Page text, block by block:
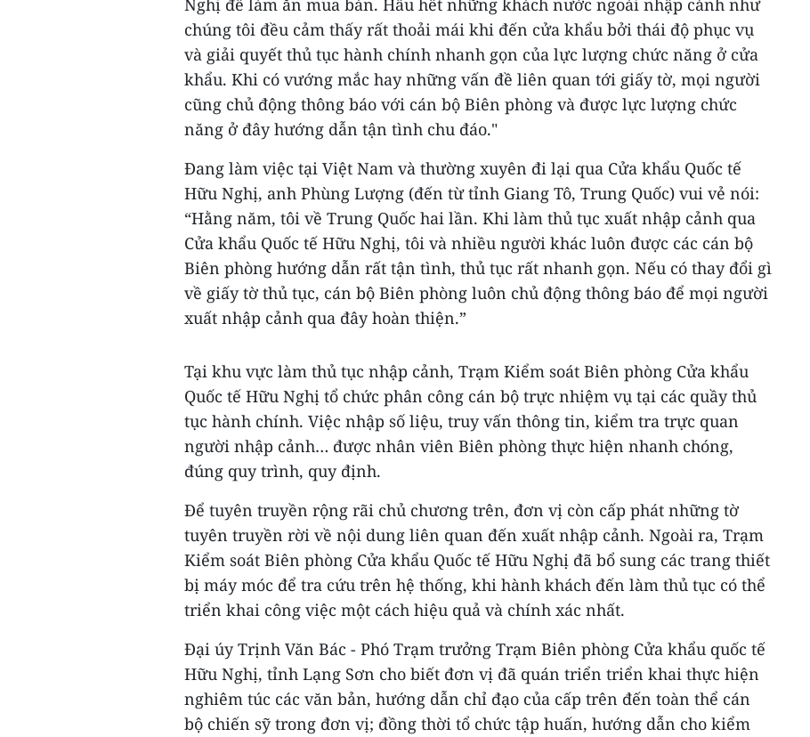
Nghị để làm ăn mua bán. Hầu hết những khách nước ngoài nhập cảnh như
chúng tôi đều cảm thấy rất thoải mái khi đến cửa khẩu bởi thái độ phục vụ
và giải quyết thủ tục hành chính nhanh gọn của lực lượng chức năng ở cửa
khẩu. Khi có vướng mắc hay những vấn đề liên quan tới giấy tờ, mọi người
cũng chủ động thông báo với cán bộ Biên phòng và được lực lượng chức
năng ở đây hướng dẫn tận tình chu đáo."
Đang làm việc tại Việt Nam và thường xuyên đi lại qua Cửa khẩu Quốc tế
Hữu Nghị, anh Phùng Lượng (đến từ tỉnh Giang Tô, Trung Quốc) vui vẻ nói:
“Hằng năm, tôi về Trung Quốc hai lần. Khi làm thủ tục xuất nhập cảnh qua
Cửa khẩu Quốc tế Hữu Nghị, tôi và nhiều người khác luôn được các cán bộ
Biên phòng hướng dẫn rất tận tình, thủ tục rất nhanh gọn. Nếu có thay đổi gì
về giấy tờ thủ tục, cán bộ Biên phòng luôn chủ động thông báo để mọi người
xuất nhập cảnh qua đây hoàn thiện.”
Tại khu vực làm thủ tục nhập cảnh, Trạm Kiểm soát Biên phòng Cửa khẩu
Quốc tế Hữu Nghị tổ chức phân công cán bộ trực nhiệm vụ tại các quầy thủ
tục hành chính. Việc nhập số liệu, truy vấn thông tin, kiểm tra trực quan
người nhập cảnh… được nhân viên Biên phòng thực hiện nhanh chóng,
đúng quy trình, quy định.
Để tuyên truyền rộng rãi chủ chương trên, đơn vị còn cấp phát những tờ
tuyên truyền rời về nội dung liên quan đến xuất nhập cảnh. Ngoài ra, Trạm
Kiểm soát Biên phòng Cửa khẩu Quốc tế Hữu Nghị đã bổ sung các trang thiết
bị máy móc để tra cứu trên hệ thống, khi hành khách đến làm thủ tục có thể
triển khai công việc một cách hiệu quả và chính xác nhất.
Đại úy Trịnh Văn Bác - Phó Trạm trưởng Trạm Biên phòng Cửa khẩu quốc tế
Hữu Nghị, tỉnh Lạng Sơn cho biết đơn vị đã quán triển triển khai thực hiện
nghiêm túc các văn bản, hướng dẫn chỉ đạo của cấp trên đến toàn thể cán
bộ chiến sỹ trong đơn vị; đồng thời tổ chức tập huấn, hướng dẫn cho kiểm